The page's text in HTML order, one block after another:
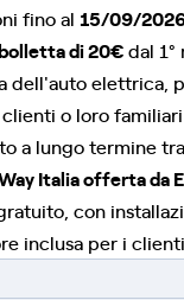
fino al 15/09/
di 20€dal
dell'auto elettrica,
o loro
a lungo termine
Italia offerta da
con
inclusa per i clienti